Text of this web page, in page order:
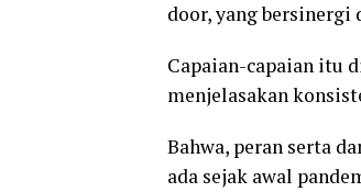
door, yang bersinergi
Capaian-capaian itu
menjelasakan
Bahwa, peran serta
ada sejak awal